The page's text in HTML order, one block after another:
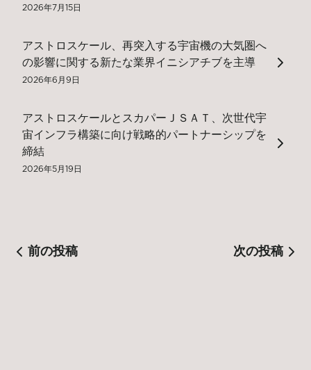
2026年7月15日
アストロスケール、再突入する宇宙機の大気圏へ
の影響に関する新たな業界イニシアチブを主導
2026年6月9日
アストロスケールとスカパーＪＳＡＴ、次世代宇
宙インフラ構築に向け戦略的パートナーシップを
締結
2026年5月19日
前の投稿 次の投稿